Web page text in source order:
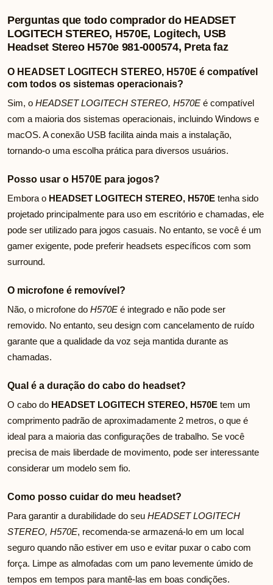
Perguntas que todo comprador do HEADSET
LOGITECH STEREO, H570E, Logitech, USB
Headset Stereo H570e 981-000574, Preta faz
O HEADSET LOGITECH STEREO, H570E é compatível
com todos os sistemas operacionais?
Sim, o HEADSET LOGITECH STEREO, H570E é compatível
com a maioria dos sistemas operacionais, incluindo Windows e
macOS. A conexão USB facilita ainda mais a instalação,
tornando-o uma escolha prática para diversos usuários.
Posso usar o H570E para jogos?
Embora o HEADSET LOGITECH STEREO, H570E tenha sido
projetado principalmente para uso em escritório e chamadas, ele
pode ser utilizado para jogos casuais. No entanto, se você é um
gamer exigente, pode preferir headsets específicos com som
surround.
O microfone é removível?
Não, o microfone do H570E é integrado e não pode ser
removido. No entanto, seu design com cancelamento de ruído
garante que a qualidade da voz seja mantida durante as
chamadas.
Qual é a duração do cabo do headset?
O cabo do HEADSET LOGITECH STEREO, H570E tem um
comprimento padrão de aproximadamente 2 metros, o que é
ideal para a maioria das configurações de trabalho. Se você
precisa de mais liberdade de movimento, pode ser interessante
considerar um modelo sem fio.
Como posso cuidar do meu headset?
Para garantir a durabilidade do seu HEADSET LOGITECH
STEREO, H570E, recomenda-se armazená-lo em um local
seguro quando não estiver em uso e evitar puxar o cabo com
força. Limpe as almofadas com um pano levemente úmido de
tempos em tempos para mantê-las em boas condições.